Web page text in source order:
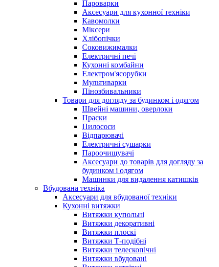
Пароварки
Аксесуари для кухонної техніки
Кавомолки
Міксери
Хлібопічки
Соковижималки
Електричні печі
Кухонні комбайни
Електром'ясорубки
Мультиварки
Пінозбивальники
Товари для догляду за будинком і одягом
Швейні машини, оверлоки
Праски
Пилососи
Відпарювачі
Електричні сушарки
Пароочищувачі
Аксесуари до товарів для догляду за
будинком і одягом
Машинки для видалення катишків
Вбудована техніка
Аксесуари для вбудованої техніки
Кухонні витяжки
Витяжки купольні
Витяжки декоративні
Витяжки плоскі
Витяжки Т-подібні
Витяжки телескопічні
Витяжки вбудовані